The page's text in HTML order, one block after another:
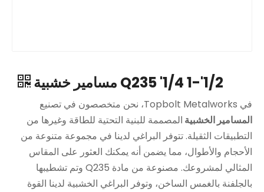
1/2'-1 1/4' Q235 مسامير خشبية
في Topbolt Metalworks، نحن متخصصون في تصنيع
المسامير الخشبية المصممة للبنية التحتية للطاقة وغيرها من
التطبيقات الثقيلة. تتوفر البراغي لدينا في مجموعة متنوعة من
الأحجام والأطوال، مما يضمن أنه يمكنك العثور على المقاس
المثالي لمشروعك. مصنوعة من مادة Q235 وتم تشطيبها
بالجلفنة بالغمس الساخن، وتوفر البراغي الخشبية لدينا القوة